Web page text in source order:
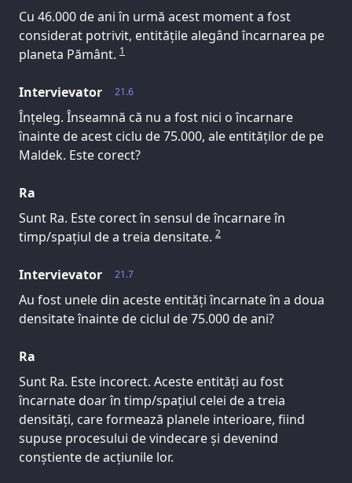
Cu 46.000 de ani în urmă acest moment a fost
considerat potrivit, entitățile alegând încarnarea pe
planeta Pământ. 1
21.6
Intervievator
Înțeleg. Înseamnă că nu a fost nici o încarnare
înainte de acest ciclu de 75.000, ale entităților de pe
Maldek. Este corect?
Ra
Sunt Ra. Este corect în sensul de încarnare în
timp/spațiul de a treia densitate. 2
21.7
Intervievator
Au fost unele din aceste entități încarnate în a doua
densitate înainte de ciclul de 75.000 de ani?
Ra
Sunt Ra. Este incorect. Aceste entități au fost
încarnate doar în timp/spațiul celei de a treia
densități, care formează planele interioare, fiind
supuse procesului de vindecare și devenind
conștiente de acțiunile lor.